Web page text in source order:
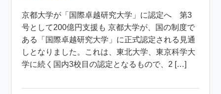
京都大学が「国際卓越研究大学」に認定へ 第3
号として200億円支援も 京都大学が、国の制度で
ある「国際卓越研究大学」に正式認定される見通
しとなりました。これは、東北大学、東京科学大
学に続く国内3校目の認定となるもので、2 […]